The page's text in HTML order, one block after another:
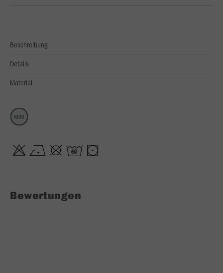
Beschreibung
Details
Material
Bewertungen